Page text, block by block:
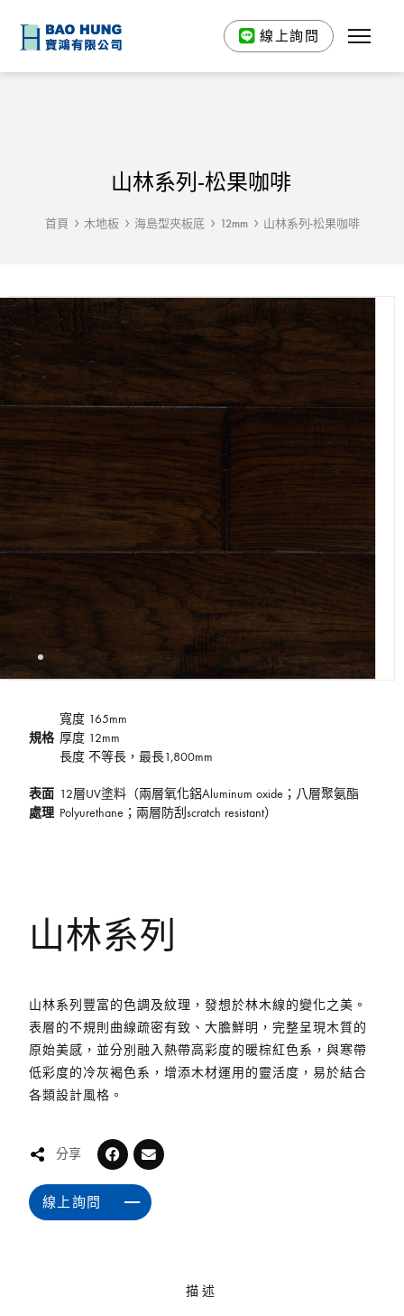
線上詢問
山林系列-松果咖啡
首頁 木地板 海島型夾板底 12mm 山林系列-松果咖啡
規格
寬度 165mm
厚度 12mm
長度 不等長，最長1,800mm
表面
處理
12層UV塗料（兩層氧化鋁Aluminum oxide；八層聚氨酯
Polyurethane；兩層防刮scratch resistant）
山林系列
山林系列豐富的色調及紋理，發想於林木線的變化之美。
表層的不規則曲線疏密有致、大膽鮮明，完整呈現木質的
原始美感，並分別融入熱帶高彩度的暖棕紅色系，與寒帶
低彩度的冷灰褐色系，增添木材運用的靈活度，易於結合
各類設計風格。
分享
線上詢問
描述